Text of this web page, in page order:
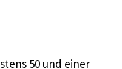
50 und einer